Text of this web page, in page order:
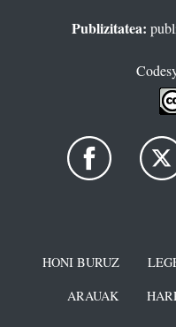
Publizitatea:
HONI BURUZ
ARAUAK